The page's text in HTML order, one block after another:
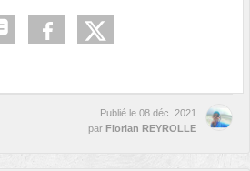
Publié le 08 déc. 2021
par Florian REYROLLE